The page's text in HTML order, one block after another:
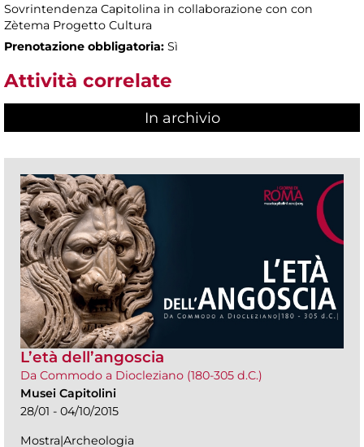
Sovrintendenza Capitolina in collaborazione con con
Zètema Progetto Cultura
Prenotazione obbligatoria: Sì
Attività correlate
In archivio
L’età dell’angoscia
Da Commodo a Diocleziano (180-305 d.C.)
Musei Capitolini
28/01 - 04/10/2015
Mostra|Archeologia